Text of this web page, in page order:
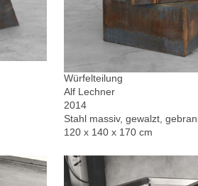
Würfelteilung
Alf Lechner
2014
Stahl massiv, gewalzt,
120 x 140 x 170 cm